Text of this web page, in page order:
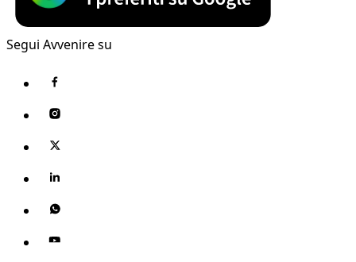
Segui Avvenire su